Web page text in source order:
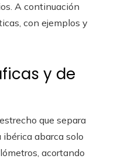
A continuación
con ejemplos y
y de
que separa
ibérica abarca solo
acortando